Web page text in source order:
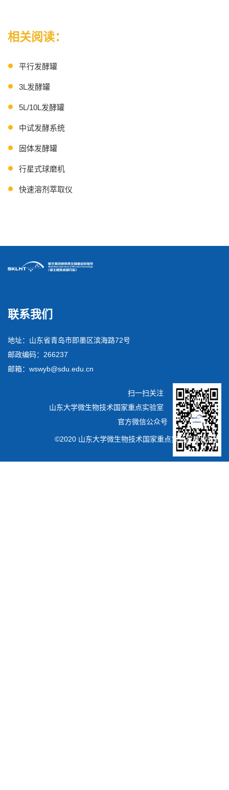
相关阅读：
平行发酵罐
3L发酵罐
5L/10L发酵罐
中试发酵系统
固体发酵罐
行星式球磨机
快速溶剂萃取仪
联系我们
地址：山东省青岛市即墨区滨海路72号
邮政编码：266237
邮箱：wswyb@sdu.edu.cn
扫一扫关注
山东大学微生物技术国家重点实验室
官方微信公众号
©2020 山东大学微生物技术国家重点实验室版权所有